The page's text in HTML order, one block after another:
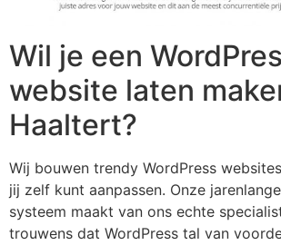
Wil je een
website laten
Haaltert?
Wij bouwen trendy WordPress
jij zelf kunt aanpassen. Onze
systeem maakt van ons echte
trouwens dat WordPress tal van